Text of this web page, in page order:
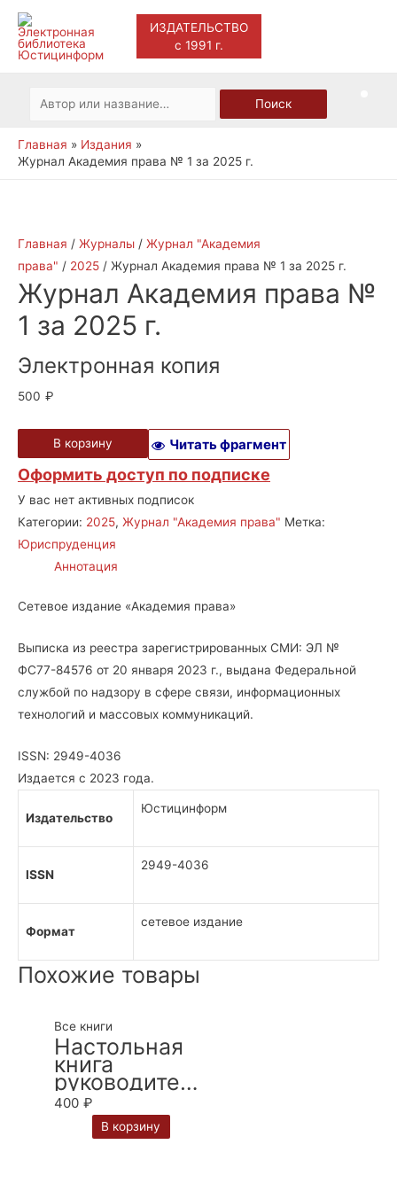
ИЗДАТЕЛЬСТВО
с 1991 г.
Искать:
Поиск
Главная
Издания
Журнал Академия права № 1 за 2025 г.
Главная / Журналы / Журнал "Академия
права" / 2025 / Журнал Академия права № 1 за 2025 г.
Журнал Академия права №
1 за 2025 г.
Электронная копия
500 ₽
В корзину Читать фрагмент
Оформить доступ по подписке
У вас нет активных подписок
Категории: 2025, Журнал "Академия права" Метка:
Юриспруденция
Аннотация
Сетевое издание «Академия права»
Выписка из реестра зарегистрированных СМИ: ЭЛ №
ФС77-84576 от 20 января 2023 г., выдана Федеральной
службой по надзору в сфере связи, информационных
технологий и массовых коммуникаций.
ISSN: 2949-4036
Издается с 2023 года.
Издательство
Юстицинформ
ISSN
2949-4036
Формат
сетевое издание
Похожие товары
Все книги
Настольная
книга
руководителя
организации:
правовые
основы / отв.
400 ₽
В корзину